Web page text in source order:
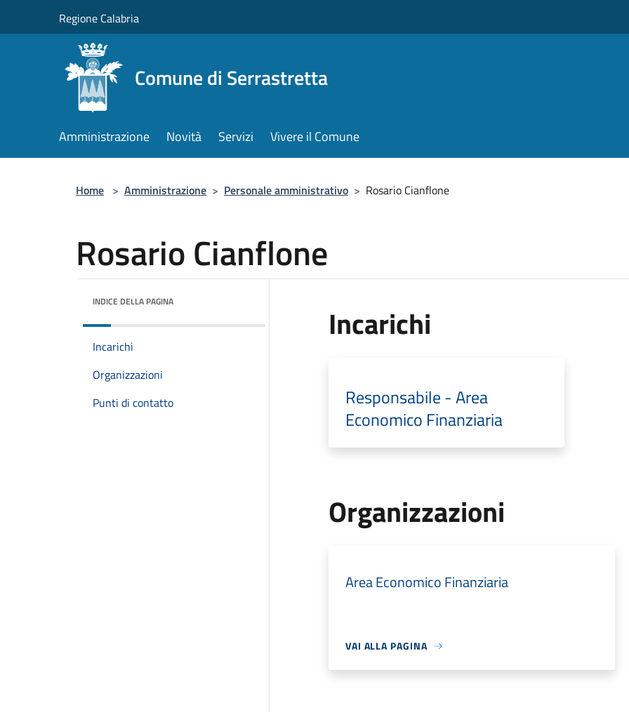
Regione Calabria
Comune di Serrastretta
Amministrazione Novità Servizi Vivere il Comune
Home > Amministrazione > Personale amministrativo > Rosario Cianflone
Rosario Cianflone
INDICE DELLA PAGINA
Incarichi
Organizzazioni
Punti di contatto
Incarichi
Responsabile - Area
Economico Finanziaria
Organizzazioni
Area Economico Finanziaria
VAI ALLA PAGINA